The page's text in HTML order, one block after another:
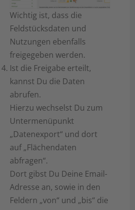
Wichtig ist, dass die
Feldstücksdaten und
Nutzungen ebenfalls
freigegeben werden.
Ist die Freigabe erteilt,
kannst Du die Daten
abrufen.
Hierzu wechselst Du zum
Untermenüpunkt
„Datenexport“ und dort
auf „Flächendaten
abfragen“.
Dort gibst Du Deine Email-
Adresse an, sowie in den
Feldern „von“ und „bis“ die